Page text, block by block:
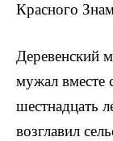
Красного
Деревенский
мужал вместе
шестнадцать
возгла­вил